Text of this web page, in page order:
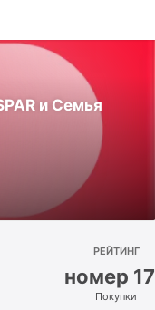
и Семья
РЕЙТИНГ
номер
Покупки